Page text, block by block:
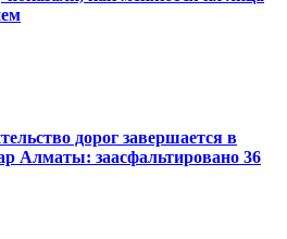
дорог завершается в
Алматы: заасфальтировано 36